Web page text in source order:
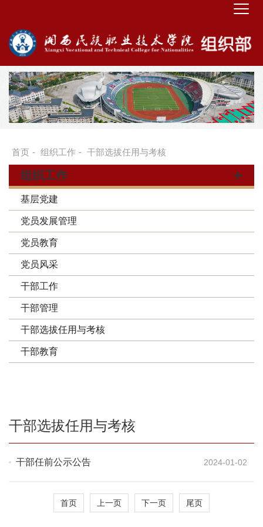
首页 - 组织工作 - 干部选拔任用与考核
组织工作
基层党建
党员发展管理
党员教育
党员风采
干部工作
干部管理
干部选拔任用与考核
干部教育
干部选拔任用与考核
干部任前公示公告 2024-01-02
首页 上一页 下一页 尾页